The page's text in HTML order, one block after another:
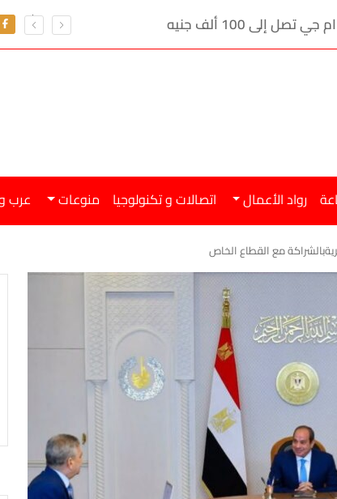
100 ألف جنيه
رواد الأعمال اتصالات و تكنولوجيا منوعات عرب
مع القطاع الخاص